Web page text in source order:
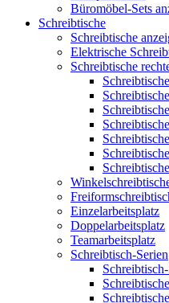
Büromöbel-Sets
Schreibtische
Schreibtische
Elektrische
Schreibtische
Einzelarbeitsplatz
Doppelarbeitsplatz
Teamarbeitsplatz
Schreibtisch-Serien